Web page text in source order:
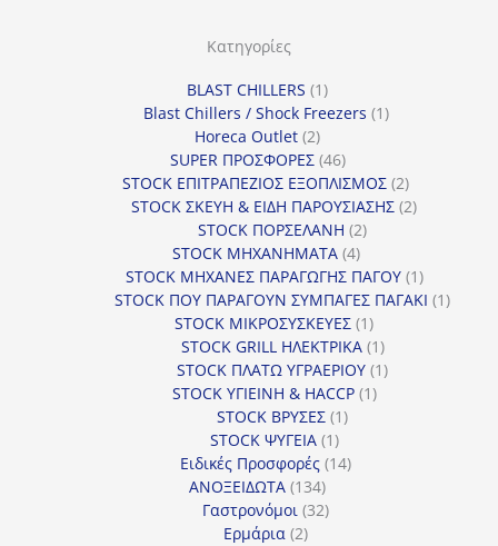
Κατηγορίες
BLAST CHILLERS 11
προϊόν
Blast Chillers / Shock Freezers 11
Horeca Outlet 22
προϊόντα
SUPER ΠΡΟΣΦΟΡΕΣ 4646
προϊόντα
STOCK ΕΠΙΤΡΑΠΕΖΙΟΣ ΕΞΟΠΛΙΣΜΟΣ 22
προϊόντα
STOCK ΣΚΕΥΗ & ΕΙΔΗ ΠΑΡΟΥΣΙΑΣΗΣ 22
STOCK ΠΟΡΣΕΛΑΝΗ 22
STOCK ΜΗΧΑΝΗΜΑΤΑ 44
προϊόντα
STOCK ΜΗΧΑΝΕΣ ΠΑΡΑΓΩΓΗΣ ΠΑΓΟΥ 11
προϊόν
STOCK ΠΟΥ ΠΑΡΑΓΟΥΝ ΣΥΜΠΑΓΕΣ ΠΑΓΑΚΙ 11
STOCK ΜΙΚΡΟΣΥΣΚΕΥΕΣ 11
προϊόν
STOCK GRILL ΗΛΕΚΤΡΙΚΑ 11
προϊόν
STOCK ΠΛΑΤΩ ΥΓΡΑΕΡΙΟΥ 11
STOCK ΥΓΙΕΙΝΗ & HACCP 11
STOCK ΒΡΥΣΕΣ 11
STOCK ΨΥΓΕΙΑ 11
προϊόν
Ειδικές Προσφορές 1414
ΑΝΟΞΕΙΔΩΤΑ 134134
προϊόντα
Γαστρονόμοι 3232
Ερμάρια 22